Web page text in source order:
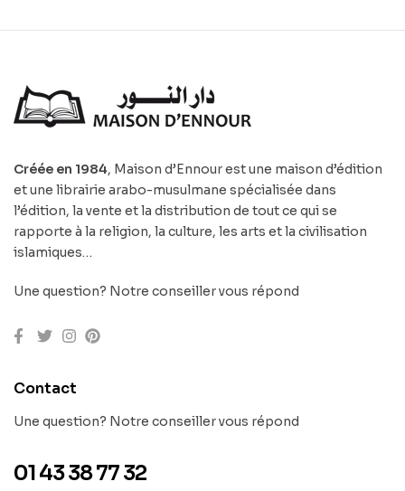
Créée en 1984, Maison d’Ennour est une maison d’édition
et une librairie arabo-musulmane spécialisée dans
l’édition, la vente et la distribution de tout ce qui se
rapporte à la religion, la culture, les arts et la civilisation
islamiques…
Une question? Notre conseiller vous répond
Contact
Une question? Notre conseiller vous répond
01 43 38 77 32